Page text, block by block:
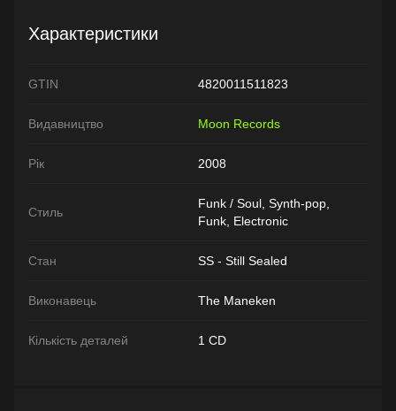
Характеристики
GTIN 4820011511823
Видавництво Moon Records
Рік 2008
Стиль
Funk / Soul, Synth-pop,
Funk, Electronic
Стан SS - Still Sealed
Виконавець The Maneken
Кількість деталей 1 CD